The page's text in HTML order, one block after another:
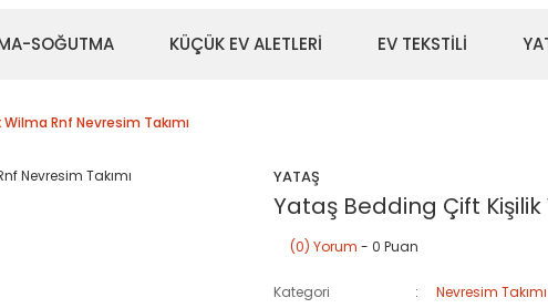
SOĞUTMA KÜÇÜK EV ALETLERİ EV TEKSTİLİ
Rnf Nevresim Takımı
YATAŞ
Yataş Bedding Çift Kişilik
(0) Yorum - 0 Puan
Kategori
Nevresim Takımı